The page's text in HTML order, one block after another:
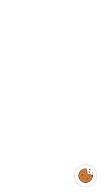
Zarządzaj
preferencjami
cookies